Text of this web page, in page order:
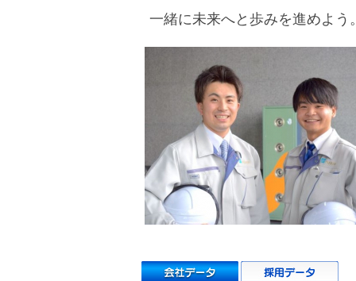
一緒に未来へと歩みを進めよう